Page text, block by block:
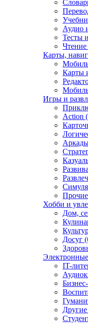
Аудио
Тесты
Карты,
Карты
Игры и
Action
Хобби и
Дом,
Досуг
IT-